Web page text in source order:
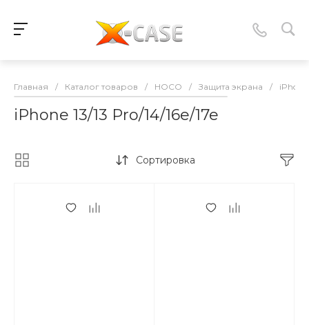
Главная / Каталог товаров / HOCO / Защита экрана / iPhone
iPhone 13/13 Pro/14/16e/17e
Сортировка